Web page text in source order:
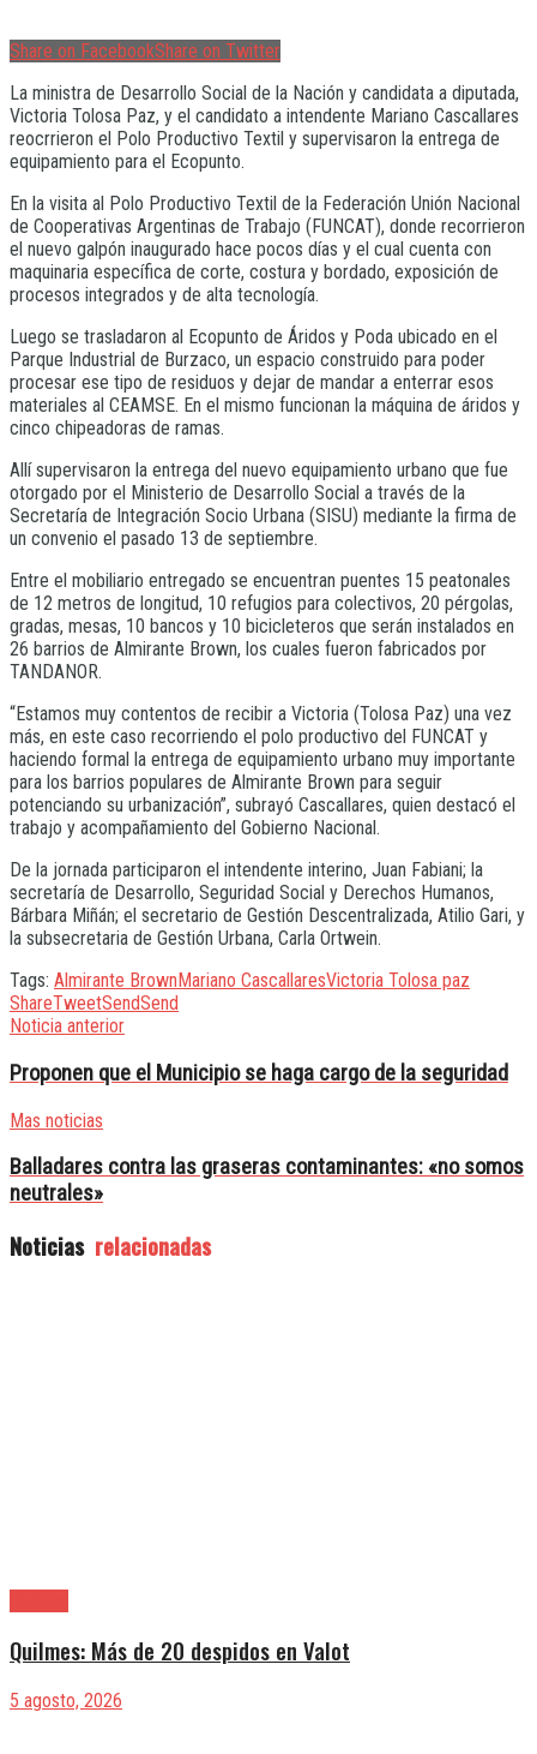
Share on FacebookShare on Twitter
La ministra de Desarrollo Social de la Nación y candidata a diputada,
Victoria Tolosa Paz, y el candidato a intendente Mariano Cascallares
reocrrieron el Polo Productivo Textil y supervisaron la entrega de
equipamiento para el Ecopunto.
En la visita al Polo Productivo Textil de la Federación Unión Nacional
de Cooperativas Argentinas de Trabajo (FUNCAT), donde recorrieron
el nuevo galpón inaugurado hace pocos días y el cual cuenta con
maquinaria específica de corte, costura y bordado, exposición de
procesos integrados y de alta tecnología.
Luego se trasladaron al Ecopunto de Áridos y Poda ubicado en el
Parque Industrial de Burzaco, un espacio construido para poder
procesar ese tipo de residuos y dejar de mandar a enterrar esos
materiales al CEAMSE. En el mismo funcionan la máquina de áridos y
cinco chipeadoras de ramas.
Allí supervisaron la entrega del nuevo equipamiento urbano que fue
otorgado por el Ministerio de Desarrollo Social a través de la
Secretaría de Integración Socio Urbana (SISU) mediante la firma de
un convenio el pasado 13 de septiembre.
Entre el mobiliario entregado se encuentran puentes 15 peatonales
de 12 metros de longitud, 10 refugios para colectivos, 20 pérgolas,
gradas, mesas, 10 bancos y 10 bicicleteros que serán instalados en
26 barrios de Almirante Brown, los cuales fueron fabricados por
TANDANOR.
“Estamos muy contentos de recibir a Victoria (Tolosa Paz) una vez
más, en este caso recorriendo el polo productivo del FUNCAT y
haciendo formal la entrega de equipamiento urbano muy importante
para los barrios populares de Almirante Brown para seguir
potenciando su urbanización”, subrayó Cascallares, quien destacó el
trabajo y acompañamiento del Gobierno Nacional.
De la jornada participaron el intendente interino, Juan Fabiani; la
secretaría de Desarrollo, Seguridad Social y Derechos Humanos,
Bárbara Miñán; el secretario de Gestión Descentralizada, Atilio Gari, y
la subsecretaria de Gestión Urbana, Carla Ortwein.
Tags: Almirante BrownMariano CascallaresVictoria Tolosa paz
ShareTweetSendSend
Noticia anterior
Proponen que el Municipio se haga cargo de la seguridad
Mas noticias
Balladares contra las graseras contaminantes: «no somos
neutrales»
Noticias relacionadas
Quilmes: Más de 20 despidos en Valot
5 agosto, 2026